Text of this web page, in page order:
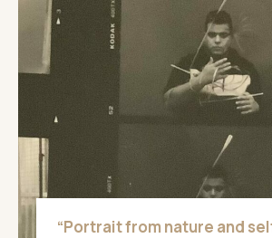
“Portrait from nature and